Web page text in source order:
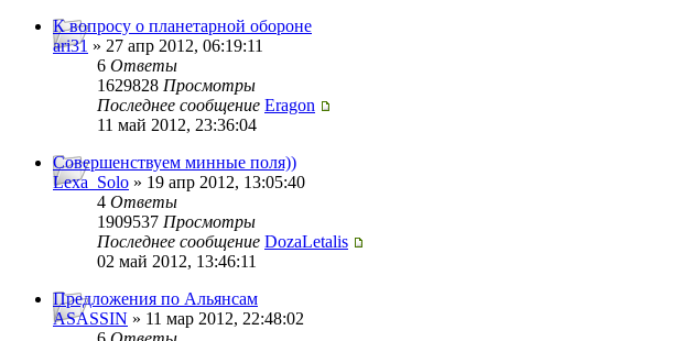
К вопросу о планетарной обороне
ari31 » 27 апр 2012, 06:19:11
6 Ответы
1629828 Просмотры
Последнее сообщение Eragon
11 май 2012, 23:36:04
Совершенствуем минные поля))
Lexa_Solo » 19 апр 2012, 13:05:40
4 Ответы
1909537 Просмотры
Последнее сообщение DozaLetalis
02 май 2012, 13:46:11
Предложения по Альянсам
ASASSIN » 11 мар 2012, 22:48:02